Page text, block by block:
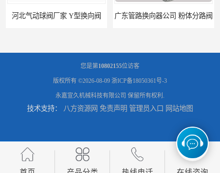
河北气动球阀厂家 Y型换向阀 广东管路换向器公司 粉体分路阀
河北气动球阀直供 管道换向器 粉体三通阀 北京Y型三通阀
您是第10802155位访客
版权所有 ©2026-08-09 浙ICP备18050361号-3
永嘉宣久机械科技有限公司 保留所有权利.
技术支持： 八方资源网 免责声明 管理员入口 网站地图